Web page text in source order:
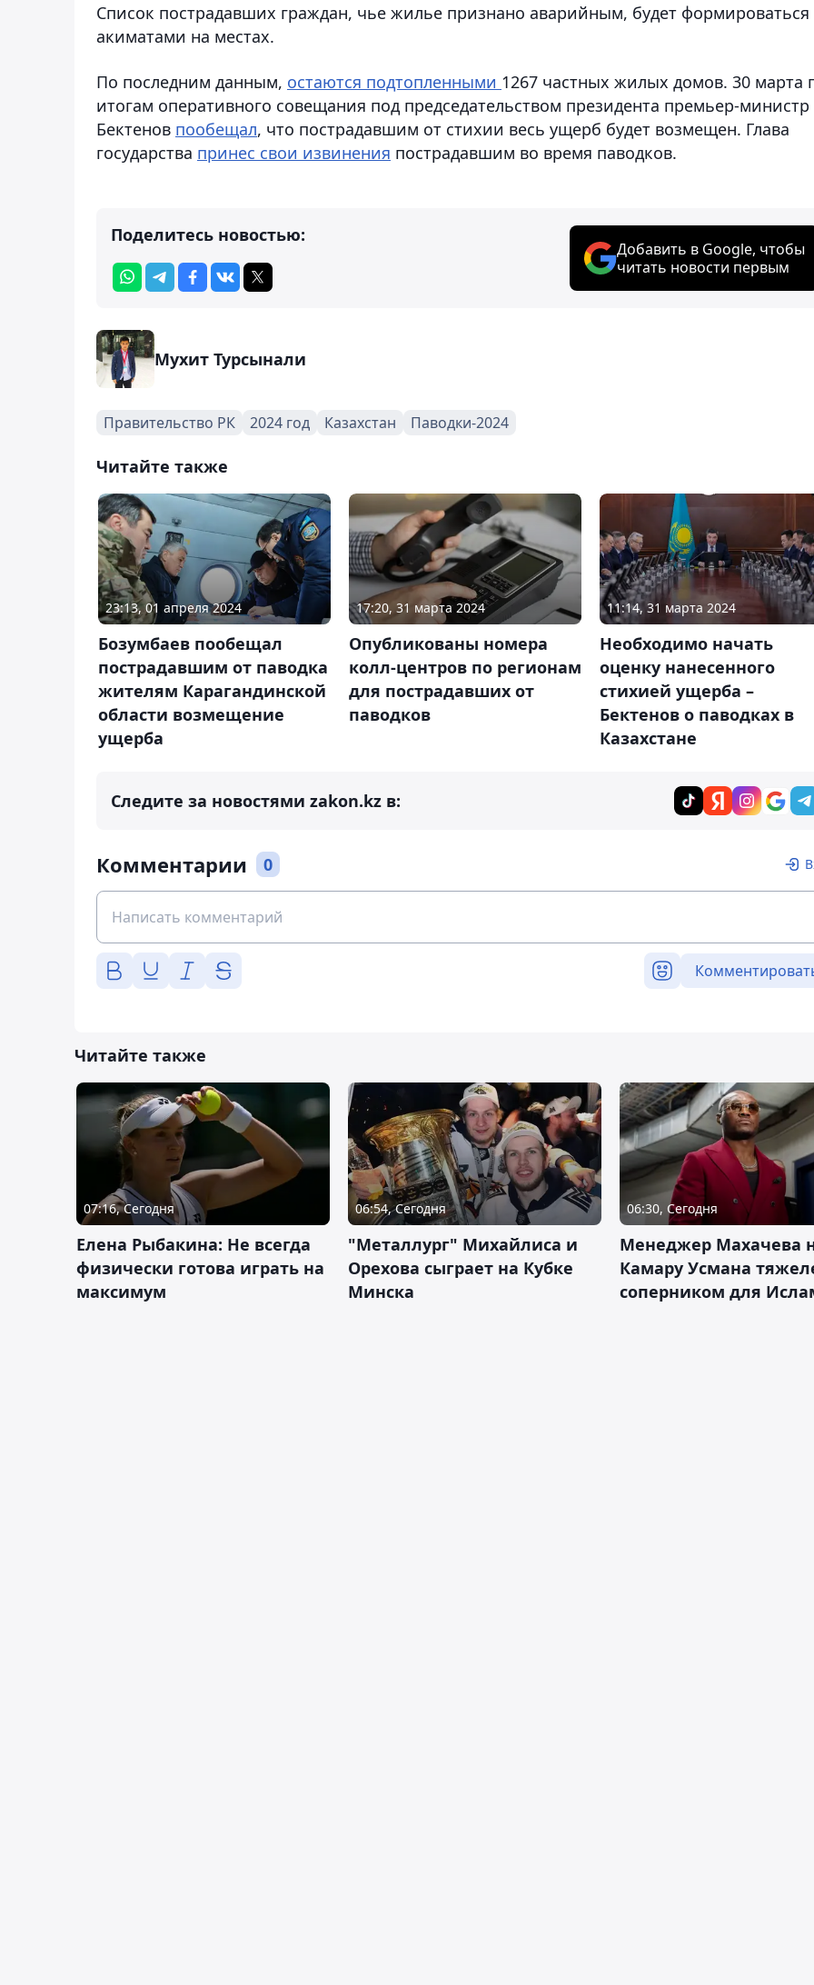
Список пострадавших граждан, чье жилье признано аварийным, будет формироваться
акиматами на местах.
По последним данным, остаются подтопленными 1267 частных жилых домов. 30 марта
итогам оперативного совещания под председательством президента премьер-министр
Бектенов пообещал, что пострадавшим от стихии весь ущерб будет возмещен. Глава
государства принес свои извинения пострадавшим во время паводков.
Поделитесь новостью:
Добавить в Google, чтобы
читать новости первым
Мухит Турсынали
Правительство РК 2024 год Казахстан Паводки-2024
Читайте также
23:13, 01 апреля 2024
Бозумбаев пообещал
пострадавшим от паводка
жителям Карагандинской
области возмещение
ущерба
17:20, 31 марта 2024
Опубликованы номера
колл-центров по регионам
для пострадавших от
паводков
11:14, 31 марта 2024
Необходимо начать
оценку нанесенного
стихией ущерба –
Бектенов о паводках в
Казахстане
Следите за новостями zakon.kz в:
Комментарии 0
Читайте также
07:16, Сегодня
Елена Рыбакина: Не всегда
физически готова играть на
максимум
06:54, Сегодня
"Металлург" Михайлиса и
Орехова сыграет на Кубке
Минска
06:30, Сегодня
Менеджер Махачева
Камару Усмана
соперником для